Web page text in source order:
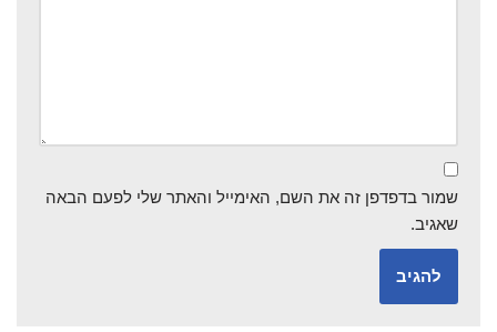
שמור בדפדפן זה את השם, האימייל והאתר שלי לפעם הבאה
שאגיב.